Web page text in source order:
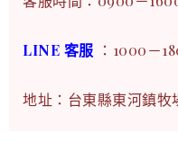
LINE 客服 ：1000－
地址：台東縣東河鎮牧